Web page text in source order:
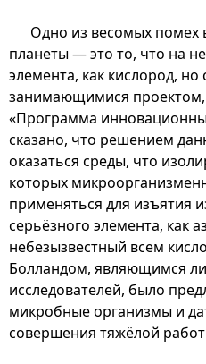
Одно из весомых помех
планеты — это то, что на
элемента, как кислород, но
занимающимися
«Программа
сказано, что решением
оказаться среды, что
которых
применяться для изъятия
серьёзного элемента, как
небезызвестный всем
Болландом, являющимся
исследователей, было
микробные организмы и
совершения тяжёлой